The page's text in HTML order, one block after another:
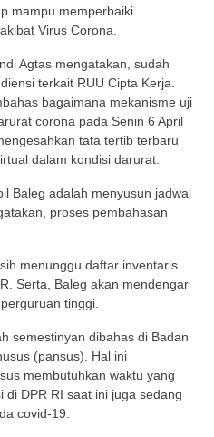
mampu memperbaiki
Virus Corona.
Agtas mengatakan, sudah
terkait RUU Cipta Kerja.
bagaimana mekanisme uji
corona pada Senin 6 April
tata tertib terbaru
dalam kondisi darurat.
Baleg adalah menyusun jadwal
proses pembahasan
menunggu daftar inventaris
Serta, Baleg akan mendengar
tinggi.
semestinyan dibahas di Badan
(pansus). Hal ini
membutuhkan waktu yang
di DPR RI saat ini juga sedang
covid-19.